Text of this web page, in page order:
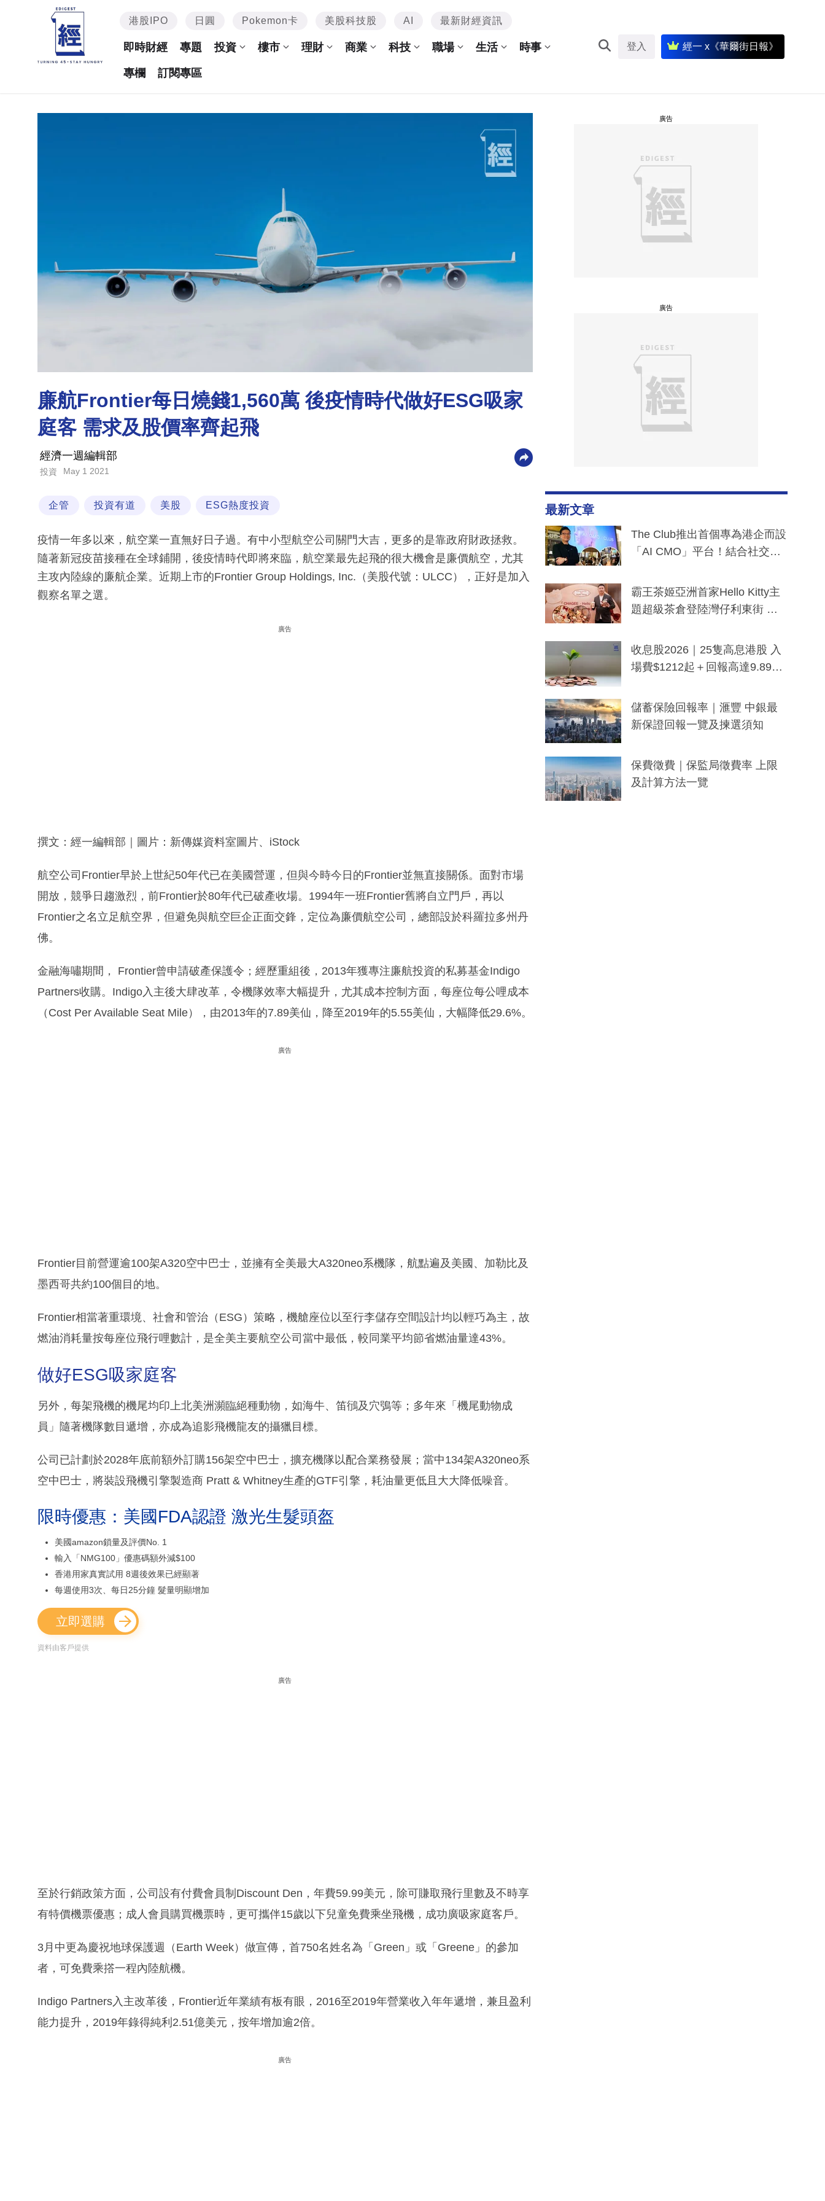
港股IPO 日圓 Pokemon卡 美股科技股 AI 最新財經資訊
即時財經 專題 投資 樓市 理財 商業 科技 職場 生活 時事
專欄 訂閱專區
登入 經一 x《華爾街日報》
廉航Frontier每日燒錢1,560萬 後疫情時代做好ESG吸家
庭客 需求及股價率齊起飛
經濟一週編輯部
投資 May 1 2021
企管 投資有道 美股 ESG熱度投資
疫情一年多以來，航空業一直無好日子過。有中小型航空公司關門大吉，更多的是靠政府財政拯救。
隨著新冠疫苗接種在全球鋪開，後疫情時代即將來臨，航空業最先起飛的很大機會是廉價航空，尤其
主攻內陸線的廉航企業。近期上市的Frontier Group Holdings, Inc.（美股代號：ULCC），正好是加入
觀察名單之選。
廣告
撰文：經一編輯部｜圖片：新傳媒資料室圖片、iStock
航空公司Frontier早於上世紀50年代已在美國營運，但與今時今日的Frontier並無直接關係。面對市場
開放，競爭日趨激烈，前Frontier於80年代已破產收場。1994年一班Frontier舊將自立門戶，再以
Frontier之名立足航空界，但避免與航空巨企正面交鋒，定位為廉價航空公司，總部設於科羅拉多州丹
佛。
金融海嘯期間， Frontier曾申請破產保護令；經歷重組後，2013年獲專注廉航投資的私募基金Indigo
Partners收購。Indigo入主後大肆改革，令機隊效率大幅提升，尤其成本控制方面，每座位每公哩成本
（Cost Per Available Seat Mile），由2013年的7.89美仙，降至2019年的5.55美仙，大幅降低29.6%。
廣告
Frontier目前營運逾100架A320空中巴士，並擁有全美最大A320neo系機隊，航點遍及美國、加勒比及
墨西哥共約100個目的地。
Frontier相當著重環境、社會和管治（ESG）策略，機艙座位以至行李儲存空間設計均以輕巧為主，故
燃油消耗量按每座位飛行哩數計，是全美主要航空公司當中最低，較同業平均節省燃油量達43%。
做好ESG吸家庭客
另外，每架飛機的機尾均印上北美洲瀕臨絕種動物，如海牛、笛鴴及穴鴞等；多年來「機尾動物成
員」隨著機隊數目遞增，亦成為追影飛機龍友的攝獵目標。
公司已計劃於2028年底前額外訂購156架空中巴士，擴充機隊以配合業務發展；當中134架A320neo系
空中巴士，將裝設飛機引擎製造商 Pratt & Whitney生產的GTF引擎，耗油量更低且大大降低噪音。
限時優惠：美國FDA認證 激光生髮頭盔
美國amazon鎖量及評價No. 1
輸入「NMG100」優惠碼額外減$100
香港用家真實試用 8週後效果已經顯著
每週使用3次、每日25分鐘 髮量明顯增加
立即選購
資料由客戶提供
廣告
至於行銷政策方面，公司設有付費會員制Discount Den，年費59.99美元，除可賺取飛行里數及不時享
有特價機票優惠；成人會員購買機票時，更可攜伴15歲以下兒童免費乘坐飛機，成功廣吸家庭客戶。
3月中更為慶祝地球保護週（Earth Week）做宣傳，首750名姓名為「Green」或「Greene」的參加
者，可免費乘撘一程內陸航機。
Indigo Partners入主改革後，Frontier近年業績有板有眼，2016至2019年營業收入年年遞增，兼且盈利
能力提升，2019年錄得純利2.51億美元，按年增加逾2倍。
廣告
廣告
廣告
最新文章
The Club推出首個專為港企而設
「AI CMO」平台！結合社交聆
分鐘生成「貼地」宣傳短片
霸王茶姬亞洲首家Hello Kitty主
題超級茶倉登陸灣仔利東街 推
y及香港限定特調系列
收息股2026｜25隻高息港股 入
場費$1212起＋回報高達9.89
儲蓄保險回報率｜滙豐 中銀最
新保證回報一覽及揀選須知
保費徵費｜保監局徵費率 上限
及計算方法一覽